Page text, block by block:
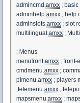
admincmd.amxx ;
adminhelp.amxx ; help
adminslots.amxx ; slot
multilingual.amxx ;
; Menus
menufront.amxx ; front-
cmdmenu.amxx ;
plmenu.amxx ; players
;telemenu.amxx ;
mapsmenu.amxx ;